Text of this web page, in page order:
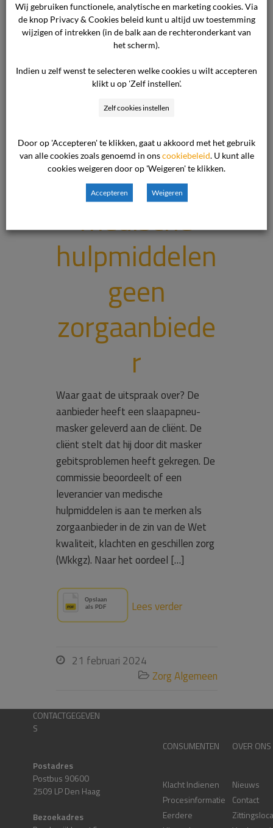
16 juli 2025
Leverancier
van
medische
hulpmiddelen
geen
zorgaanbiede
r
Waar gaat de uitspraak over? De
aanbieder heeft een slaapapneu-
masker geleverd aan de cliënt. De
cliënt stelt dat hij door dit masker
gebitsproblemen heeft gekregen. De
commissie beoordeelt of een
leverancier van medische
hulpmiddelen is aan te merken als
zorgaanbieder in de zin van de Wet
kwaliteit, klachten en geschillen zorg
(Wkkgz). Naar het oordeel […]
Lees verder
 21 februari 2024
 Zorg Algemeen
CONTACTGEGEVEN
S
Postadres
Postbus 90600
2509 LP Den Haag
Bezoekadres
CONSUMENTEN
Klacht Indienen
Procesinformatie
Eerdere
OVER ONS
Nieuws
Contact
Wij gebruiken functionele, analytische en marketing cookies. Via
de knop Privacy & Cookies beleid kunt u altijd uw toestemming
wijzigen of intrekken (in de balk aan de rechteronderkant van
het scherm).
Indien u zelf wenst te selecteren welke cookies u wilt accepteren
klikt u op 'Zelf instellen'.
Zelf cookies instellen
Door op 'Accepteren' te klikken, gaat u akkoord met het gebruik
van alle cookies zoals genoemd in onscookiebeleid. U kunt alle
cookies weigeren door op 'Weigeren' te klikken.
Accepteren Weigeren